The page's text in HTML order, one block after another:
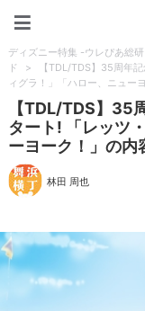
ディズニー特集 -ウレぴあ総研
ド
>
【TDL/TDS】35周年
ィグラ！」「ハロー、ニュー
【TDL/TDS】35
タート! 「レッツ
ーヨーク！」の内
林田 周也